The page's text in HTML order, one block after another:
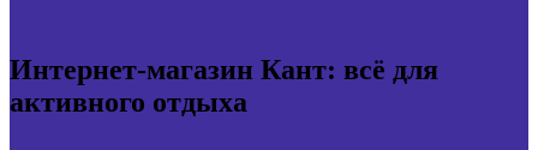
Интернет-магазин Кант: всё для
активного отдыха